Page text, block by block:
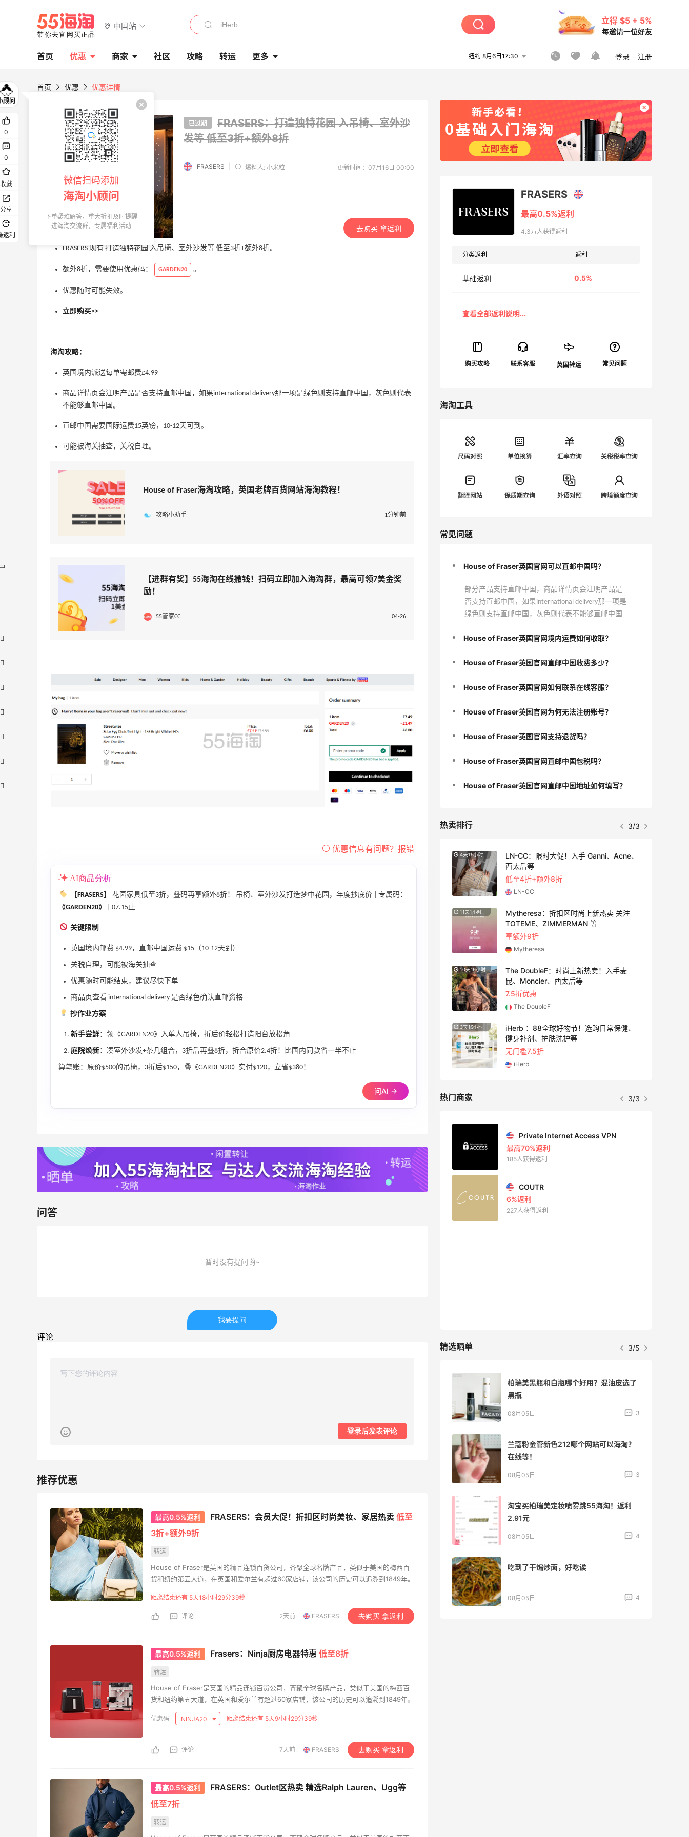
中国站
立得 $5 + 5%
每邀请一位好友
首页 优惠 商家 社区 攻略 转运 更多 纽约 8月6日17:30 登录 注册
首页 优惠 优惠详情
已过期
FRASERS：打造独特花园 入吊椅、室外沙
发等低至3折+额外8折
FRASERS 爆料人: 小米粒 更新时间：07月16日 00:00
去购买 拿返利
FRASERS 现有 打造独特花园 入吊椅、室外沙发等 低至3折+额外8折。
额外8折，需要使用优惠码： GARDEN20 。
优惠随时可能失效。
立即购买>>
海淘攻略：
英国境内派送每单需邮费£4.99
商品详情页会注明产品是否支持直邮中国，如果international delivery那一项是绿色则支持直邮中国，灰色则代表
不能够直邮中国。
直邮中国需要国际运费15英镑，10-12天可到。
可能被海关抽查，关税自理。
House of Fraser海淘攻略，英国老牌百货网站海淘教程！
攻略小助手 1分钟前
【进群有奖】55海淘在线撒钱！扫码立即加入海淘群，最高可领7美金奖
励！
55管家CC 04-26
AI商品分析
【FRASERS】
花园家具低至3折，叠码再享额外8折！ 吊椅、室外沙发打造梦中花园，年度抄底价 | 专属码：
《GARDEN20》
| 07.15止
关键限制
英国境内邮费 $4.99，直邮中国运费 $15（10-12天到）
关税自理，可能被海关抽查
优惠随时可能结束，建议尽快下单
商品页查看 international delivery 是否绿色确认直邮资格
抄作业方案
新手尝鲜：领《GARDEN20》入单人吊椅，折后价轻松打造阳台放松角
庭院焕新：凑室外沙发+茶几组合，3折后再叠8折，折合原价2.4折！比国内同款省一半不止
算笔账：原价$500的吊椅，3折后$150，叠《GARDEN20》实付$120，立省$380！
问AI →
问答
暂时没有提问哟~
我要提问
评论
登录后发表评论
最高0.5%返利 FRASERS：会员大促！折扣区时尚美妆、家居热卖 低至
3折+额外9折
转运
House of Fraser是英国的精品连锁百货公司，齐聚全球名牌产品，类似于美国的梅西百
货和纽约第五大道，在英国和爱尔兰有超过60家店铺，该公司的历史可以追溯到1849年。
距离结束还有 5天18小时29分38秒
评论 2天前 FRASERS 去购买 拿返利
最高0.5%返利 Frasers：Ninja厨房电器特惠 低至8折
转运
House of Fraser是英国的精品连锁百货公司，齐聚全球名牌产品，类似于美国的梅西百
货和纽约第五大道，在英国和爱尔兰有超过60家店铺，该公司的历史可以追溯到1849年。
NINJA20 距离结束还有 5天9小时29分38秒
评论 7天前 FRASERS 去购买 拿返利
最高0.5%返利
FRASERS：Outlet区热卖 精选Ralph Lauren、Ugg等
低至7折
转运
FRASERS
最高0.5%返利
4.3万人获得返利
分类返利 返利
基础返利 0.5%
英国转运
海淘工具
尺码对照 单位换算 汇率查询 关税税率查询
翻译网站 保质期查询 外语对照 跨境额度查询
常见问题
House of Fraser英国官网可以直邮中国吗？
部分产品支持直邮中国，商品详情页会注明产品是
否支持直邮中国，如果international delivery那一项是
绿色则支持直邮中国，灰色则代表不能够直邮中国
House of Fraser英国官网境内运费如何收取？
House of Fraser英国官网直邮中国收费多少？
House of Fraser英国官网如何联系在线客服？
House of Fraser英国官网为何无法注册账号？
House of Fraser英国官网支持退货吗？
House of Fraser英国官网直邮中国包税吗？
House of Fraser英国官网直邮中国地址如何填写？
热卖排行 3/3
衣、金属银跆拳道鞋等
2件8折 叠加满HK$1800-100
adidas HK
【55专享】Bobbi Brown 美网：美妆礼
遇！满$150立省$50
Bobbi Brown
Diesel Europe：折扣区上新热卖！入手包
袋、服饰、鞋履等
低至5折
Maje US：限时闪促！入手明星同款服饰
精选低至2折
满$200享8.5折优惠+部分送好礼
Bloomingdales
4天19小时
LN-CC：限时大促！入手 Ganni、Acne、
西太后等
低至4折+额外8折
LN-CC
11天1小时
Mytheresa：折扣区时尚上新热卖 关注
TOTEME、ZIMMERMAN 等
享额外9折
Mytheresa
10天16小时
The DoubleF：时尚上新热卖！入手麦
昆、Moncler、西太后等
7.5折优惠
The DoubleF
3天19小时
iHerb ：88全球好物节！选购日常保健、
健身补剂、护肤洗护等
无门槛7.5折
iHerb
热门商家 3/3
最高2%返利
6012人成功下单
Biōkreativ
4%返利
Belly Bandit
Private Internet Access VPN
最高70%返利
185人获得返利
COUTR
6%返利
227人获得返利
精选晒单 3/5
08月06日
户外运动防-晒｜蜜丝婷开挂摇摇乐实测
🏃
08月06日 2
开始？
【黑五海淘攻略】Bobbi Brown黑五
2026海淘折扣预测！
柏瑞美黑瓶和白瓶哪个好用？混油皮选了
黑瓶
08月05日 3
兰蔻粉金管新色212哪个网站可以海淘？
在线等！
08月05日 3
淘宝买柏瑞美定妆喷雾跳55海淘！返利
2.91元
08月05日 4
吃到了干煸炒面，好吃诶
08月05日 4
0
0
收藏
分享
返利
微信扫码添加
海淘小顾问
下单疑难解答，重大折扣及时提醒
进海淘交流群，专属福利活动